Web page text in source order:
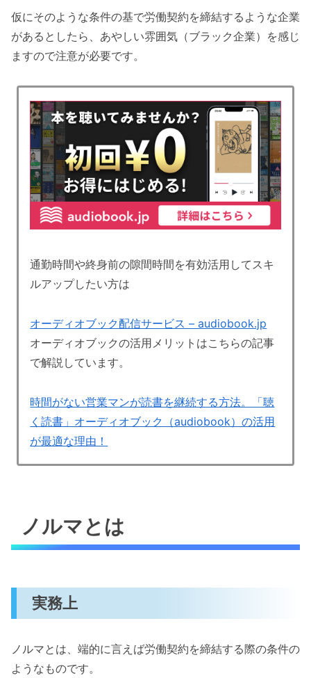
仮にそのような条件の基で労働契約を締結するような企業
があるとしたら、あやしい雰囲気（ブラック企業）を感じ
ますので注意が必要です。
通勤時間や終身前の隙間時間を有効活用してスキ
ルアップしたい方は
オーディオブック配信サービス – audiobook.jp
オーディオブックの活用メリットはこちらの記事
で解説しています。
時間がない営業マンが読書を継続する方法。「聴
く読書」オーディオブック（audiobook）の活用
が最適な理由！
ノルマとは
実務上
ノルマとは、端的に言えば労働契約を締結する際の条件の
ようなものです。